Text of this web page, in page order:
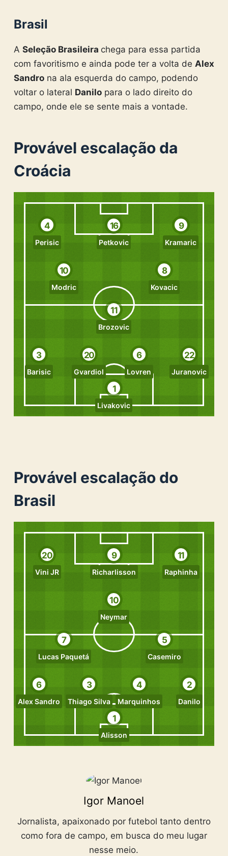
Brasil
A Seleção Brasileira chega para essa partida
com favoritismo e ainda pode ter a volta de Alex
Sandrona ala esquerda do campo, podendo
voltar o lateral Danilopara o lado direito do
campo, onde ele se sente mais a vontade.
Provável escalação da
Croácia
4
Perisic
16
Petkovic
9
Kramaric
10
Modric
8
Kovacic
11
Brozovic
3
Barisic
20
Gvardiol
6
Lovren
22
Juranovic
1
Livakovic
Provável escalação do
Brasil
20
Vini JR
9
Richarlisson
11
Raphinha
10
Neymar
7
Lucas Paquetá
5
Casemiro
6
Alex Sandro
3
Thiago Silva
4
Marquinhos
2
Danilo
1
Alisson
Igor Manoel
Jornalista, apaixonado por futebol tanto dentro
como fora de campo, em busca do meu lugar
nesse meio.